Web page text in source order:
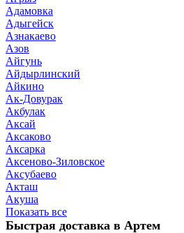
Адамовка
Адыгейск
Азнакаево
Азов
Айгунь
Айдырлинский
Айкино
Ак-Довурак
Акбулак
Аксай
Аксаково
Аксарка
Аксеново-Зиловское
Аксубаево
Акташ
Акуша
Показать все
Быстрая доставка в Артем